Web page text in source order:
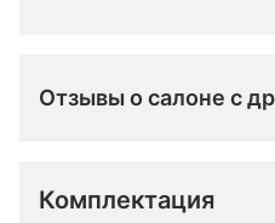
Отзывы о салоне с
Комплектация